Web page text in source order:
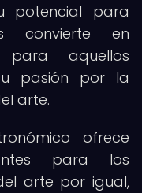
potencial para
convierte en
para aquellos
pasión por la
arte.
ofrece
para los
arte por igual,